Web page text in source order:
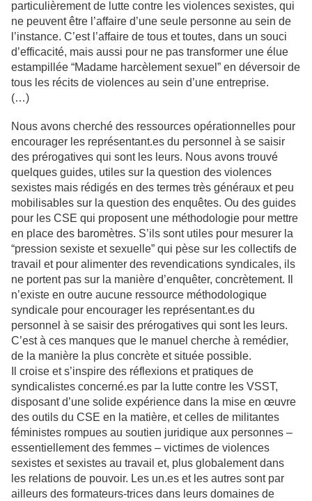
particulièrement de lutte contre les violences sexistes, qui
ne peuvent être l’affaire d’une seule personne au sein de
l’instance. C’est l’affaire de tous et toutes, dans un souci
d’efficacité, mais aussi pour ne pas transformer une élue
estampillée “Madame harcèlement sexuel” en déversoir de
tous les récits de violences au sein d’une entreprise.
(…)
Nous avons cherché des ressources opérationnelles pour
encourager les représentant.es du personnel à se saisir
des prérogatives qui sont les leurs. Nous avons trouvé
quelques guides, utiles sur la question des violences
sexistes mais rédigés en des termes très généraux et peu
mobilisables sur la question des enquêtes. Ou des guides
pour les CSE qui proposent une méthodologie pour mettre
en place des baromètres. S’ils sont utiles pour mesurer la
“pression sexiste et sexuelle” qui pèse sur les collectifs de
travail et pour alimenter des revendications syndicales, ils
ne portent pas sur la manière d’enquêter, concrètement. Il
n’existe en outre aucune ressource méthodologique
syndicale pour encourager les représentant.es du
personnel à se saisir des prérogatives qui sont les leurs.
C’est à ces manques que le manuel cherche à remédier,
de la manière la plus concrète et située possible.
Il croise et s’inspire des réflexions et pratiques de
syndicalistes concerné.es par la lutte contre les VSST,
disposant d’une solide expérience dans la mise en œuvre
des outils du CSE en la matière, et celles de militantes
féministes rompues au soutien juridique aux personnes –
essentiellement des femmes – victimes de violences
sexistes et sexistes au travail et, plus globalement dans
les relations de pouvoir. Les un.es et les autres sont par
ailleurs des formateurs-trices dans leurs domaines de